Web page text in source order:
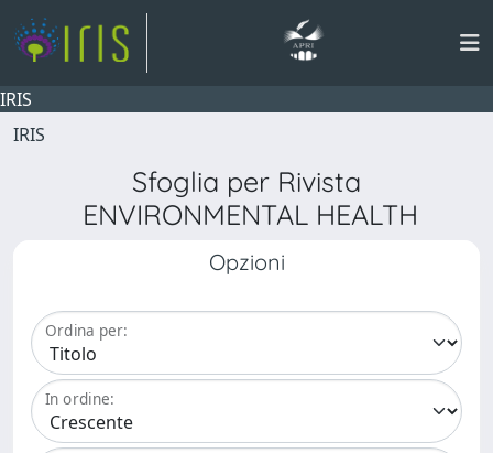
IRIS
IRIS
Sfoglia per Rivista
ENVIRONMENTAL HEALTH
Opzioni
Ordina per:
In ordine: